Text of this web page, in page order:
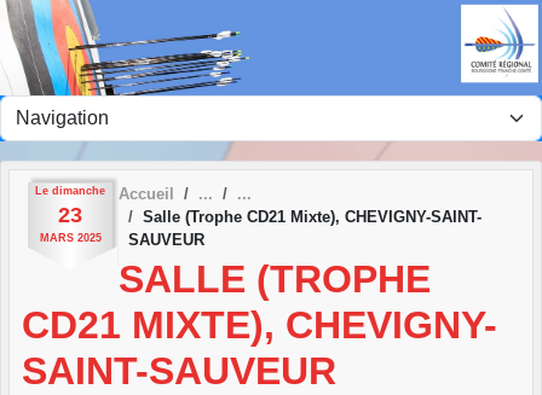
Le dimanche
23
MARS 2025
Accueil
Salle (Trophe CD21 Mixte), CHEVIGNY-SAINT-
SAUVEUR
SALLE (TROPHE
CD21 MIXTE), CHEVIGNY-
SAINT-SAUVEUR
Panneau de gestion des cookies